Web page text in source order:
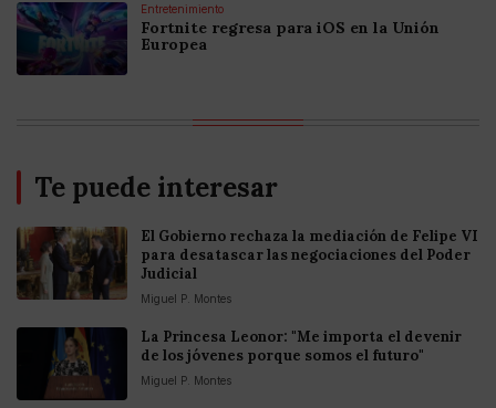
Entretenimiento
Fortnite regresa para iOS en la Unión
Europea
Te puede interesar
El Gobierno rechaza la mediación de Felipe VI
para desatascar las negociaciones del Poder
Judicial
Miguel P. Montes
La Princesa Leonor: "Me importa el devenir
de los jóvenes porque somos el futuro"
Miguel P. Montes